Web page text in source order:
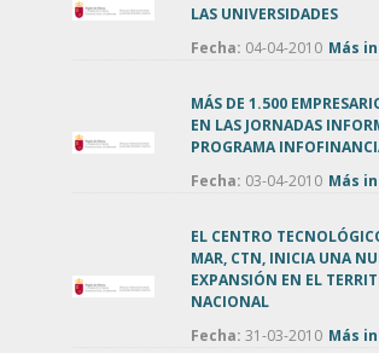
LAS UNIVERSIDADES
Fecha: 04-04-2010 Más
MÁS DE 1.500
EN LAS JORNADAS
PROGRAMA
Fecha: 03-04-2010 Más
EL CENTRO
MAR, CTN, INICIA UNA
EXPANSIÓN EN EL
NACIONAL
Fecha: 31-03-2010 Más